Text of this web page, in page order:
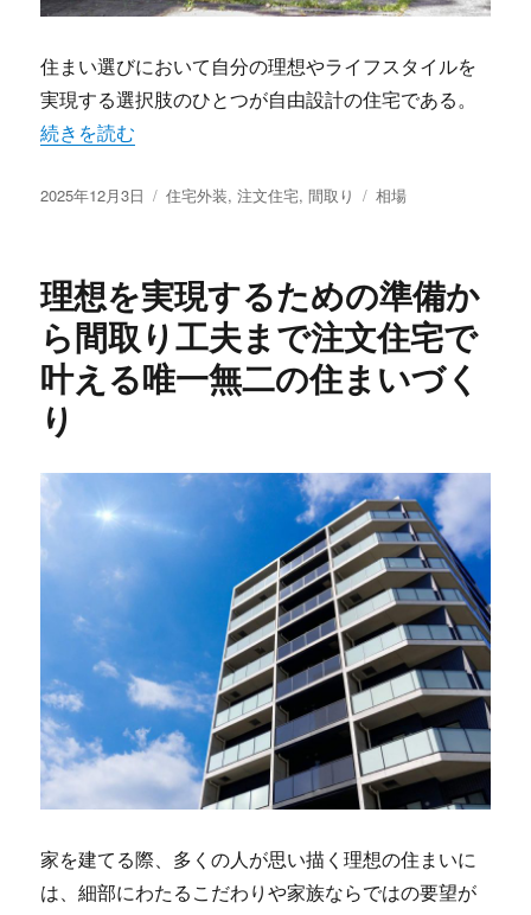
住まい選びにおいて自分の理想やライフスタイルを
実現する選択肢のひとつが自由設計の住宅である。
“理想の暮らしをかたちにする注文住宅で叶える私たち
続きを読む
投
2025年12月3日
カ
ー
住宅外装,注文住宅,間取り
タ
相場
理想を実現するための準備か
ら間取り工夫まで注文住宅で
叶える唯一無二の住まいづく
り
家を建てる際、多くの人が思い描く理想の住まいに
は、細部にわたるこだわりや家族ならではの要望が